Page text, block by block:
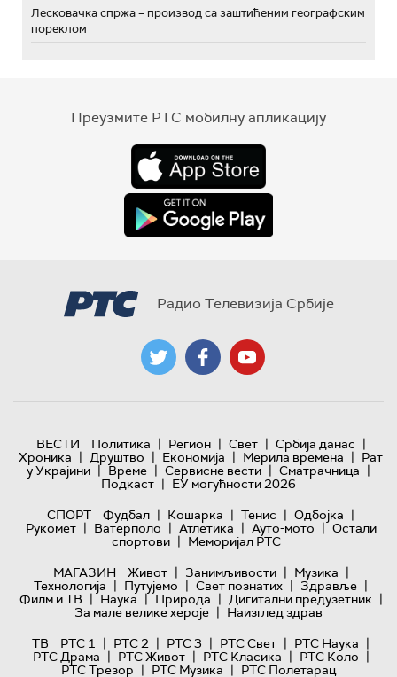
Лесковачка спржа – производ са заштићеним географским
пореклом
Преузмите РТС мобилну апликацију
Радио Телевизија Србије
ВЕСТИ Политика | Регион | Свет | Србија данас |
Хроника | Друштво | Економија | Мерила времена | Рат
у Украјини | Време | Сервисне вести | Сматрачница |
Подкаст | ЕУ могућности 2026
СПОРТ
Фудбал | Кошарка | Тенис | Одбојка |
Рукомет | Ватерполо | Атлетика | Ауто-мото | Остали
спортови | Меморијал РТС
МАГАЗИН
Живот | Занимљивости | Музика |
Технологијa | Путујемо | Свет познатих | Здравље |
Филм и ТВ | Наука | Природа | Дигитални предузетник |
За мале велике хероје | Наизглед здрав
ТВ
РТС 1 | РТС 2 | РТС 3 | РТС Свет | РТС Наука |
РТС Драма | РТС Живот | РТС Класика | РТС Коло |
РТС Трезор | РТС Музика | РТС Полетарац